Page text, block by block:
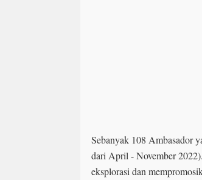
Sebanyak 108 Ambasador
dari April - November
eksplorasi dan